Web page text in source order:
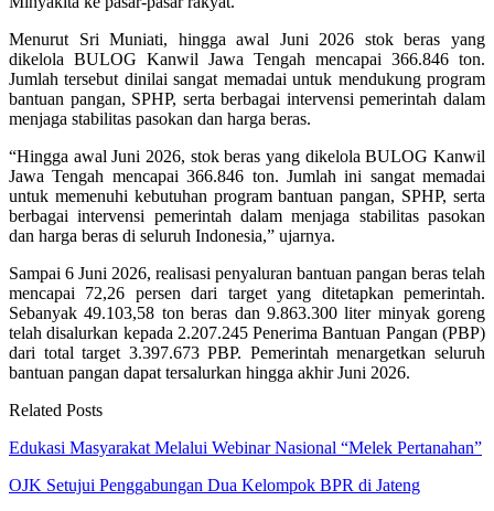
Menurut Sri Muniati, hingga awal Juni 2026 stok beras yang
dikelola BULOG Kanwil Jawa Tengah mencapai 366.846 ton.
Jumlah tersebut dinilai sangat memadai untuk mendukung program
bantuan pangan, SPHP, serta berbagai intervensi pemerintah dalam
menjaga stabilitas pasokan dan harga beras.
“Hingga awal Juni 2026, stok beras yang dikelola BULOG Kanwil
Jawa Tengah mencapai 366.846 ton. Jumlah ini sangat memadai
untuk memenuhi kebutuhan program bantuan pangan, SPHP, serta
berbagai intervensi pemerintah dalam menjaga stabilitas pasokan
dan harga beras di seluruh Indonesia,” ujarnya.
Sampai 6 Juni 2026, realisasi penyaluran bantuan pangan beras telah
mencapai 72,26 persen dari target yang ditetapkan pemerintah.
Sebanyak 49.103,58 ton beras dan 9.863.300 liter minyak goreng
telah disalurkan kepada 2.207.245 Penerima Bantuan Pangan (PBP)
dari total target 3.397.673 PBP. Pemerintah menargetkan seluruh
bantuan pangan dapat tersalurkan hingga akhir Juni 2026.
Related Posts
Edukasi Masyarakat Melalui Webinar Nasional “Melek Pertanahan”
OJK Setujui Penggabungan Dua Kelompok BPR di Jateng